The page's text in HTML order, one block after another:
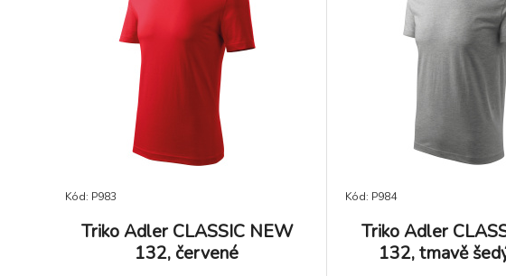
Kód: P983
Triko Adler CLASSIC NEW
132, červené
Kód: P984
Triko Adler
132, tmavě